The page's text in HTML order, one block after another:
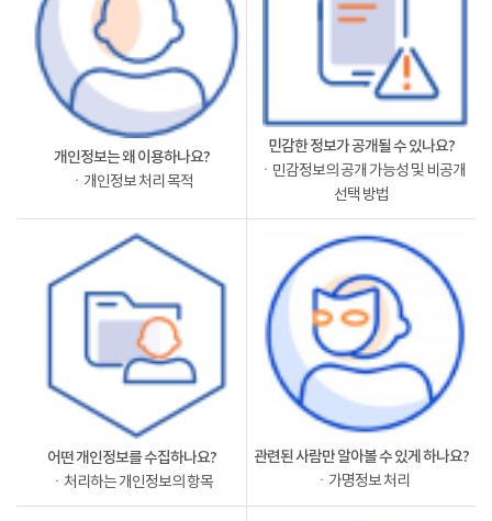
개인정보는 왜 이용하나요?
ㆍ개인정보 처리 목적
민감한 정보가 공개될 수 있나요?
ㆍ민감정보의 공개 가능성 및 비공개
선택 방법
어떤 개인정보를 수집하나요?
ㆍ처리하는 개인정보의 항목
관련된 사람만 알아볼 수 있게 하나요?
ㆍ가명정보 처리